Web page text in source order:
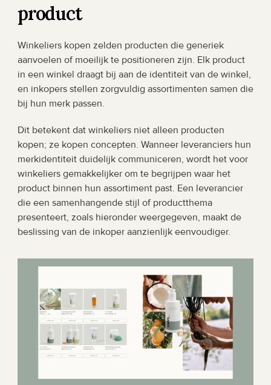
product
Winkeliers kopen zelden producten die generiek
aanvoelen of moeilijk te positioneren zijn. Elk product
in een winkel draagt bij aan de identiteit van de winkel,
en inkopers stellen zorgvuldig assortimenten samen die
bij hun merk passen.
Dit betekent dat winkeliers niet alleen producten
kopen; ze kopen concepten. Wanneer leveranciers hun
merkidentiteit duidelijk communiceren, wordt het voor
winkeliers gemakkelijker om te begrijpen waar het
product binnen hun assortiment past. Een leverancier
die een samenhangende stijl of productthema
presenteert, zoals hieronder weergegeven, maakt de
beslissing van de inkoper aanzienlijk eenvoudiger.